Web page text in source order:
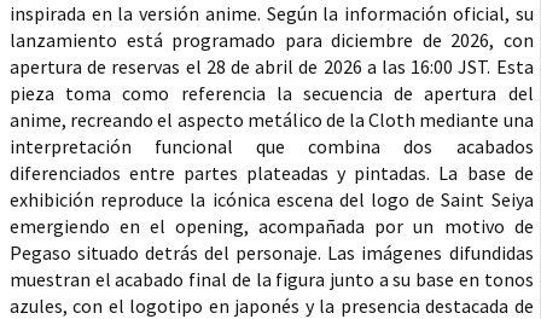
inspirada en la versión anime. Según la información oficial, su
lanzamiento está programado para diciembre de 2026, con
apertura de reservas el 28 de abril de 2026 a las 16:00 JST. Esta
pieza toma como referencia la secuencia de apertura del
anime, recreando el aspecto metálico de la Cloth mediante una
interpretación funcional que combina dos acabados
diferenciados entre partes plateadas y pintadas. La base de
exhibición reproduce la icónica escena del logo de Saint Seiya
emergiendo en el opening, acompañada por un motivo de
Pegaso situado detrás del personaje. Las imágenes difundidas
muestran el acabado final de la figura junto a su base en tonos
azules, con el logotipo en japonés y la presencia destacada de